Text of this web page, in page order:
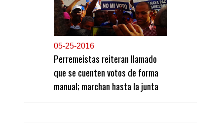
05-25-2016
Perremeistas reiteran llamado
que se cuenten votos de forma
manual; marchan hasta la junta